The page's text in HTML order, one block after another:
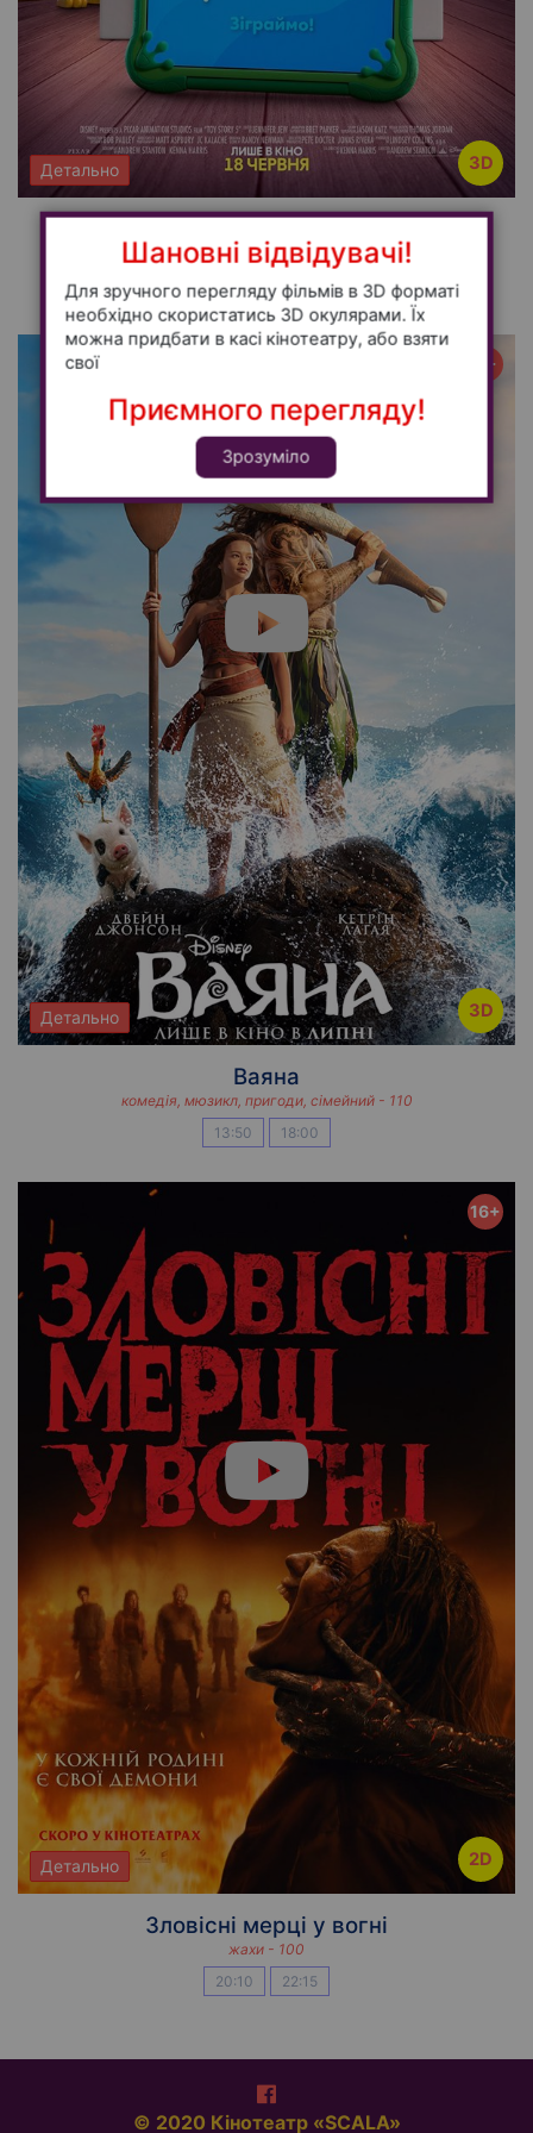
3D
Детально
анімація, комедія, пригоди, сімейний - 100
11:50
3D
0+
Детально
Ваяна
комедія, мюзикл, пригоди, сімейний - 110
13:50
18:00
2D
16+
Детально
Зловісні мерці у вогні
жахи - 100
20:10
22:15
© 2020 Кінотеатр «SCALA»
Шановні відвідувачі!
Для зручного перегляду фільмів в 3D форматі
необхідно скористатись 3D окулярами. Їх
можна придбати в касі кінотеатру, або взяти
свої
Приємного перегляду!
Зрозуміло